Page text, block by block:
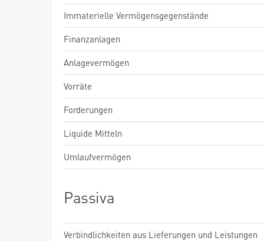
Immaterielle Vermögensgegenstände
Finanzanlagen
Anlagevermögen
Vorräte
Forderungen
Liquide Mitteln
Umlaufvermögen
Passiva
Verbindlichkeiten aus Lieferungen und Leistungen